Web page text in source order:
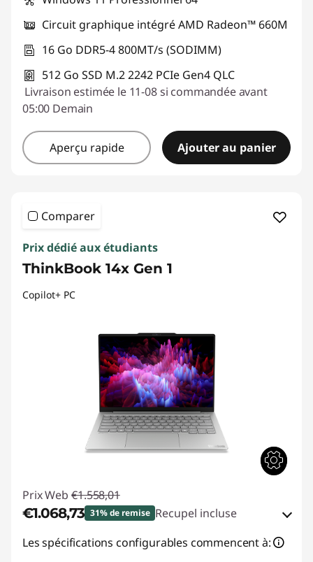
Circuit graphique intégré AMD Radeon™ 660M
16 Go DDR5-4 800MT/s (SODIMM)
512 Go SSD M.2 2242 PCIe Gen4 QLC
Livraison estimée le 11-08 si commandée avant
05:00 Demain
Aperçu rapide Ajouter au panier
Comparer
Prix dédié aux étudiants
ThinkBook 14x Gen 1
Copilot+ PC
Prix Web €1.558,01
€1.068,73 31% de remise Recupel incluse
Bons de réduction en ligne :-€489,28
Les spécifications configurables commencent à: